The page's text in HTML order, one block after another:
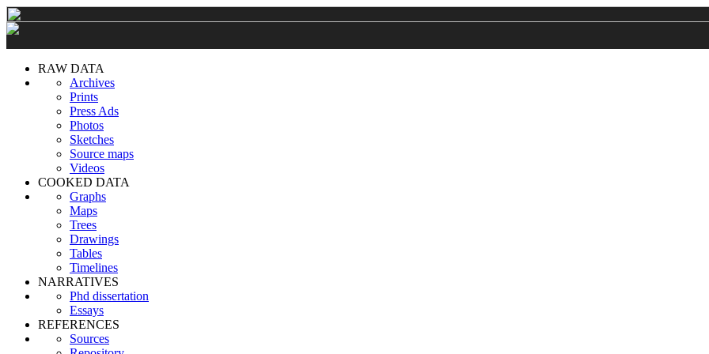
RAW DATA
Archives
Prints
Press Ads
Photos
Sketches
Source maps
Videos
COOKED DATA
Graphs
Maps
Trees
Drawings
Tables
Timelines
NARRATIVES
Phd dissertation
Essays
REFERENCES
Sources